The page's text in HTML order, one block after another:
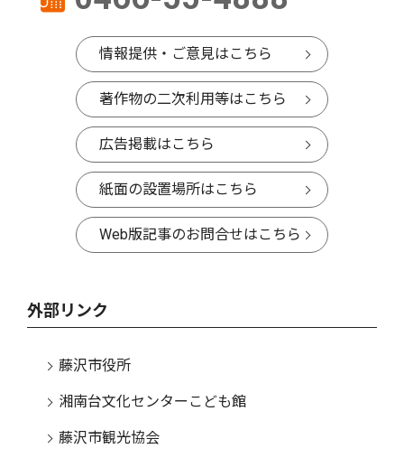
情報提供・ご意見はこちら
著作物の二次利用等はこちら
広告掲載はこちら
紙面の設置場所はこちら
Web版記事のお問合せはこちら
外部リンク
藤沢市役所
湘南台文化センターこども館
藤沢市観光協会